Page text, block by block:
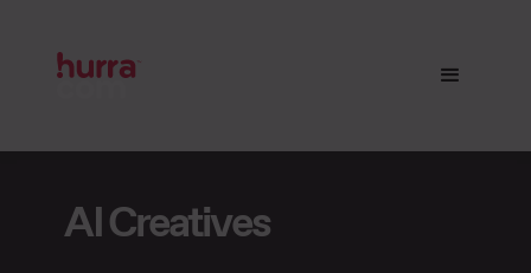
AI Creatives